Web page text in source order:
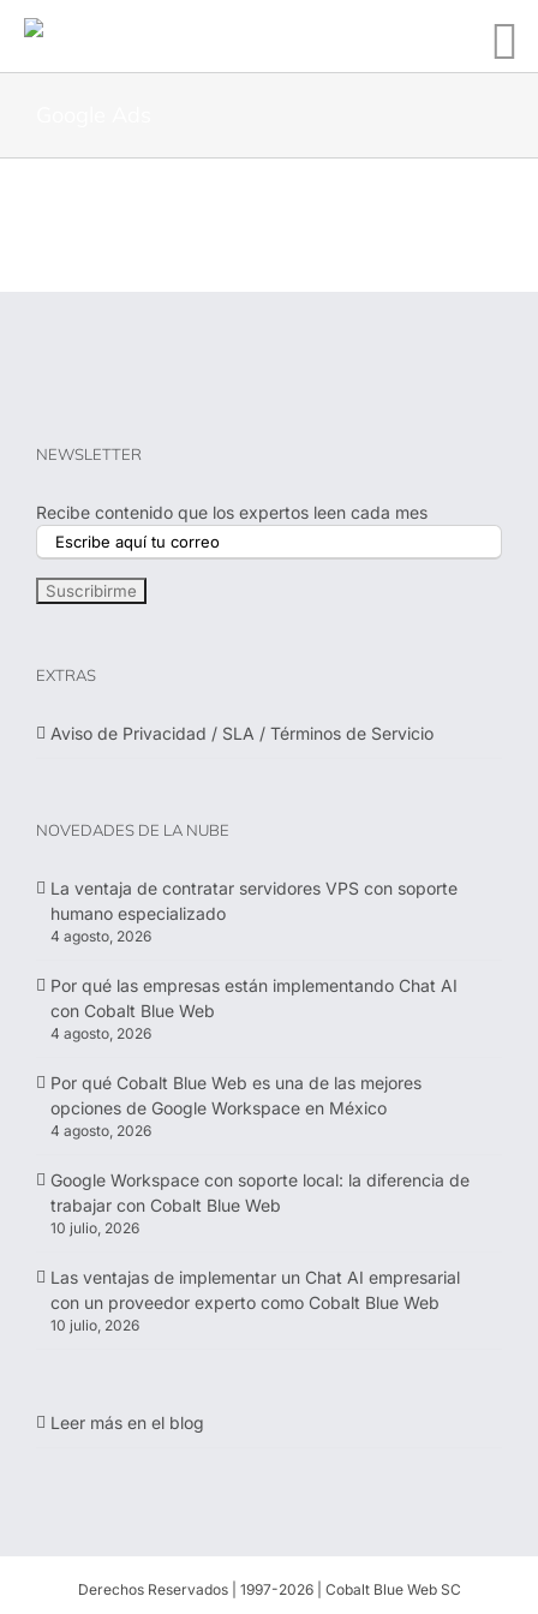
NEWSLETTER
Recibe contenido que los expertos leen cada mes
EXTRAS
Aviso de Privacidad / SLA / Términos de Servicio
NOVEDADES DE LA NUBE
La ventaja de contratar servidores VPS con soporte
humano especializado
4 agosto, 2026
Por qué las empresas están implementando Chat AI
con Cobalt Blue Web
4 agosto, 2026
Por qué Cobalt Blue Web es una de las mejores
opciones de Google Workspace en México
4 agosto, 2026
Google Workspace con soporte local: la diferencia de
trabajar con Cobalt Blue Web
10 julio, 2026
Las ventajas de implementar un Chat AI empresarial
con un proveedor experto como Cobalt Blue Web
10 julio, 2026
Leer más en el blog
Derechos Reservados | 1997-2026 | Cobalt Blue Web SC